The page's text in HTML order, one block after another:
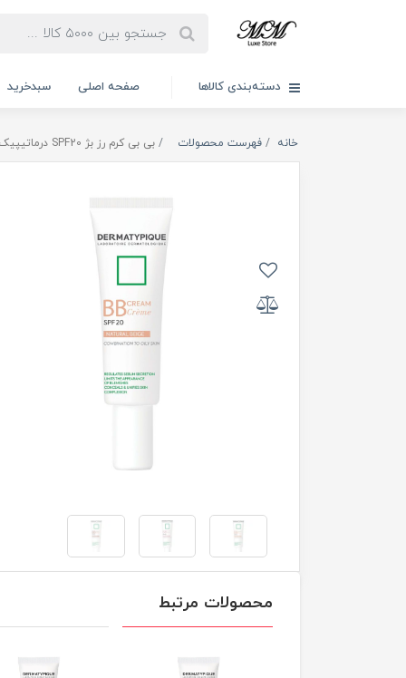
دسته‌بندی کالاها صفحه اصلی سبدخرید
خانه فهرست محصولات بی بی کرم رز بژ SPF20 درماتیپیک 30ml
محصولات مرتبط